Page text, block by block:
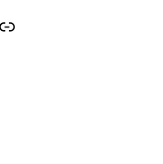
stoneforest
Ссылка